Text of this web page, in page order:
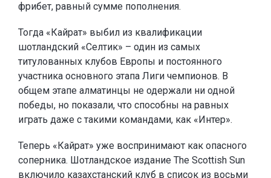
фрибет, равный сумме пополнения.
Тогда «Кайрат» выбил из квалификации
шотландский «Селтик» – один из самых
титулованных клубов Европы и постоянного
участника основного этапа Лиги чемпионов. В
общем этапе алматинцы не одержали ни одной
победы, но показали, что способны на равных
играть даже с такими командами, как «Интер».
Теперь «Кайрат» уже воспринимают как опасного
соперника. Шотландское издание The Scottish Sun
включило казахстанский клуб в список из восьми